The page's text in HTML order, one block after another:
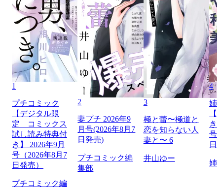
1
プチコミック
【デジタル限
定 コミックス
試し読み特典付
き】 2026年9月
号（2026年8月7
日発売）
プチコミック編
2
妻プチ 2026年9
月号(2026年8月7
日発売)
プチコミック編
集部
3
極と蕾〜極道と
恋を知らない人
妻と〜 6
井山ゆー
4
姉
き
号
日
姉